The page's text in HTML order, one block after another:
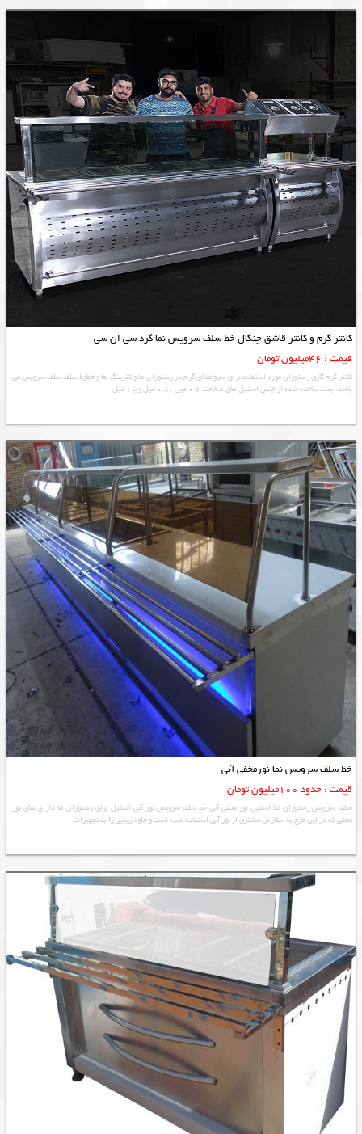
کانتر گرم و کانتر قاشق چنگال خط سلف سرویس نما گرد سی ان سی
قیمت : 46میلیون تومان
کانتر گرم گازی رستوران مورد استفاده برای سرو غذای گرم در رستوران ها و کترینگ ها و خطوط سلف سلف سرویس می
باشد. بدنه ساخته شده از جنس استیل های ضخامت 0.6 میل ، 0.8 میل و یا 1 میل
خط سلف سرويس نما نورمخفي آبي
قیمت : حدود 100میلیون تومان
سلف سرویس رستوران نما استیل نور مخفی آبی خط سلف سرویس نور آبی استیل برای رستوران ها دارای نمای نور
مخفی که در این طرح به سفارش مشتری از نور آبی استفاده شده است و جلوه زیبایی را به تجهیزات